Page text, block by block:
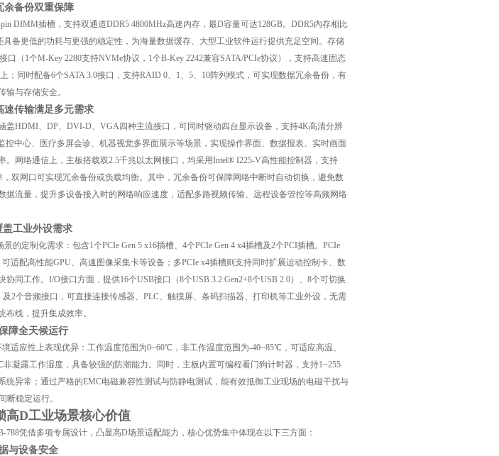
余备份双重保障
DIMM插槽，支持双通道DDR5 4800MHz高速内存，最D容量可达128GB。DDR5内存相比
备更低的功耗与更强的稳定性，为海量数据缓存、大型工业软件运行提供充足空间。存储
口（1个M-Key 2280支持NVMe协议，1个B-Key 2242兼容SATA/PCIe协议），支持高速固态
；同时配备6个SATA 3.0接口，支持RAID 0、1、5、10阵列模式，可实现数据冗余备份，有
输与存储安全。
速传输满足多元需求
盖HDMI、DP、DVI-D、VGA四种主流接口，可同时驱动四台显示设备，支持4K高清分辨
控中心、医疗多屏会诊、机器视觉多界面展示等场景，实现操作界面、数据报表、实时画面
。网络通信上，主板搭载双2.5千兆以太网接口，均采用Intel® I225-V高性能控制器，支持
，双网口可实现冗余备份或负载均衡。其中，冗余备份可保障网络中断时自动切换，避免数
据流量，提升多设备接入时的网络响应速度，适配多路视频传输、远程设备管控等高频网络
工业外设需求
的定制化需求：包含1个PCIe Gen 5 x16插槽、4个PCIe Gen 4 x4插槽及2个PCI插槽。PCIe
可适配高性能GPU、高速图像采集卡等设备；多PCIe x4插槽则支持同时扩展运动控制卡、数
同工作。I/O接口方面，提供16个USB接口（8个USB 3.2 Gen2+8个USB 2.0）、8个可切换
及2个音频接口，可直接连接传感器、PLC、触摸屏、条码扫描器、打印机等工业外设，无需
布线，提升集成效率。
障全天候运行
适应性上表现优异：工作温度范围为0~60℃，非工作温度范围为-40~85℃，可适应高温、
凝露工作湿度，具备较强的防潮能力。同时，主板内置可编程看门狗计时器，支持1~255
统异常；通过严格的EMC电磁兼容性测试与防静电测试，能有效抵御工业现场的电磁干扰与
断稳定运行。
高D工业场景核心价值
凭借多项专属设计，凸显高D场景适配能力，核心优势集中体现在以下三方面：
与设备安全